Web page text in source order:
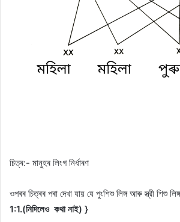
চিত্ৰ:- মানুহৰ লিংগ নিৰ্ধাৰণ
ওপৰৰ চিত্ৰৰ পৰা দেখা যায় যে পুংশিশু লিঙ্গ আৰু স্ত্রী শিশু
1:1.(নিদিলেও কথা নাই) }